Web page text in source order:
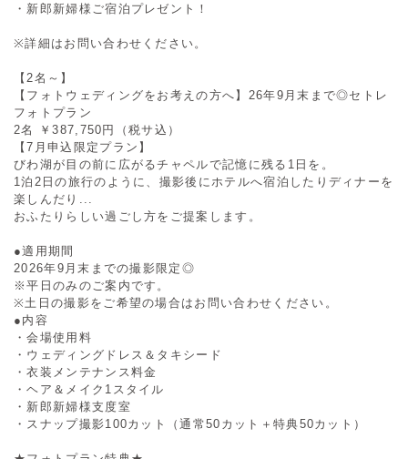
・新郎新婦様ご宿泊プレゼント！
※詳細はお問い合わせください。
【2名～】
【フォトウェディングをお考えの方へ】26年9月末まで◎セトレ
フォトプラン
2名
￥387,750円（税サ込）
【7月申込限定プラン】
びわ湖が目の前に広がるチャペルで記憶に残る1日を。
1泊2日の旅行のように、撮影後にホテルへ宿泊したりディナーを
楽しんだり...
おふたりらしい過ごし方をご提案します。
●適用期間
2026年9月末までの撮影限定◎
※平日のみのご案内です。
※土日の撮影をご希望の場合はお問い合わせください。
●内容
・会場使用料
・ウェディングドレス＆タキシード
・衣装メンテナンス料金
・ヘア＆メイク1スタイル
・新郎新婦様支度室
・スナップ撮影100カット（通常50カット＋特典50カット）